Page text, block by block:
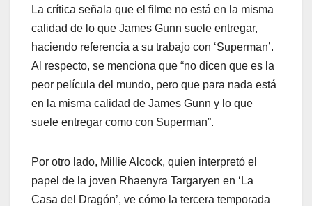
La crítica señala que el filme no está en la misma
calidad de lo que James Gunn suele entregar,
haciendo referencia a su trabajo con ‘Superman’.
Al respecto, se menciona que “no dicen que es la
peor película del mundo, pero que para nada está
en la misma calidad de James Gunn y lo que
suele entregar como con Superman”.
Por otro lado, Millie Alcock, quien interpretó el
papel de la joven Rhaenyra Targaryen en ‘La
Casa del Dragón’, ve cómo la tercera temporada